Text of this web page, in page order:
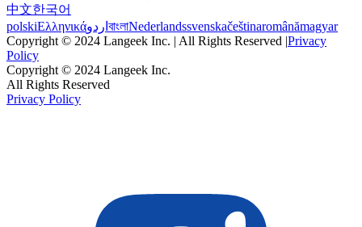
中文한국어
polskiΕλληνικάاردو বাংলাNederlandssvenskačeštinaromânămagyar
Copyright © 2024 Langeek Inc. | All Rights Reserved |Privacy
Policy
Copyright © 2024 Langeek Inc.
All Rights Reserved
Privacy Policy